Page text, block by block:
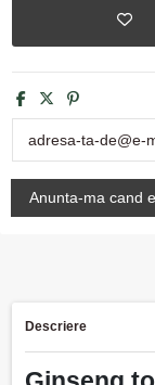
Descriere